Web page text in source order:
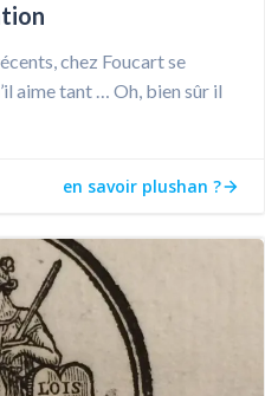
chez Foucart se
aime tant … Oh, bien sûr il
en savoir plushan ?